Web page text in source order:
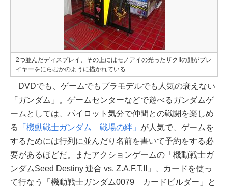
2つ並んだディスプレイ、その上にはモノアイの光ったザクIIの顔がプレ
イヤーをにらむかのように描かれている
DVDでも、ゲームでもプラモデルでも人気の衰えない
「ガンダム」。ゲームセンターなどで遊べるガンダムゲ
ームとしては、パイロット気分で仲間との戦闘を楽しめ
る
「機動戦士ガンダム 戦場の絆」 が人気で、ゲームを
するためには行列に並んだり名前を書いて予約をする必
要があるほどだ。またアクションゲームの「機動戦士ガ
ンダムSeed Destiny 連合 vs. Z.A.F.T.II」、カードを使っ
て行なう「機動戦士ガンダム0079 カードビルダー」と